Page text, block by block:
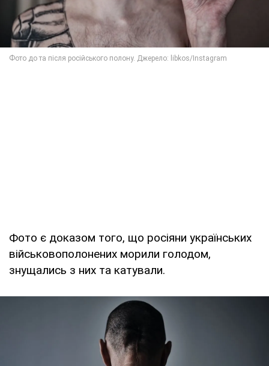
Фото є доказом того, що росіяни українських
військовополонених морили голодом,
знущались з них та катували.